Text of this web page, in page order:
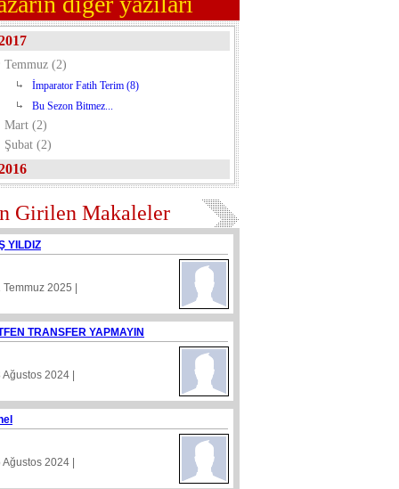
Temmuz (2)
İmparator Fatih Terim (8)
Bu Sezon Bitmez...
Mart (2)
Şubat (2)
Girilen Makaleler
YILDIZ
Temmuz 2025 |
TRANSFER YAPMAYIN
Ağustos 2024 |
Ağustos 2024 |